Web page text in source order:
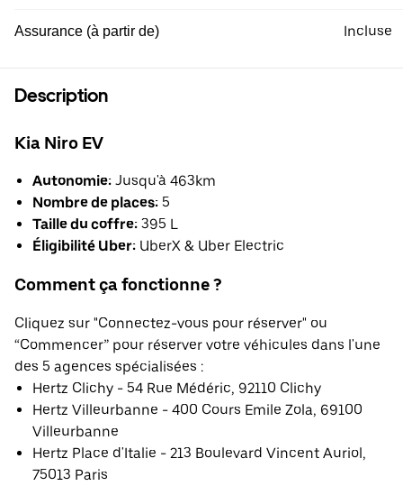
Assurance (à partir de) Incluse
Description
Kia Niro EV
Autonomie: Jusqu'à 463km
Nombre de places: 5
Taille du coffre: 395 L
Éligibilité Uber: UberX & Uber Electric
Comment ça fonctionne ?
Cliquez sur "Connectez-vous pour réserver" ou
“Commencer” pour réserver votre véhicules dans l'une
des 5 agences spécialisées :
Hertz Clichy - 54 Rue Médéric, 92110 Clichy
Hertz Villeurbanne - 400 Cours Emile Zola, 69100
Villeurbanne
Hertz Place d'Italie - 213 Boulevard Vincent Auriol,
75013 Paris